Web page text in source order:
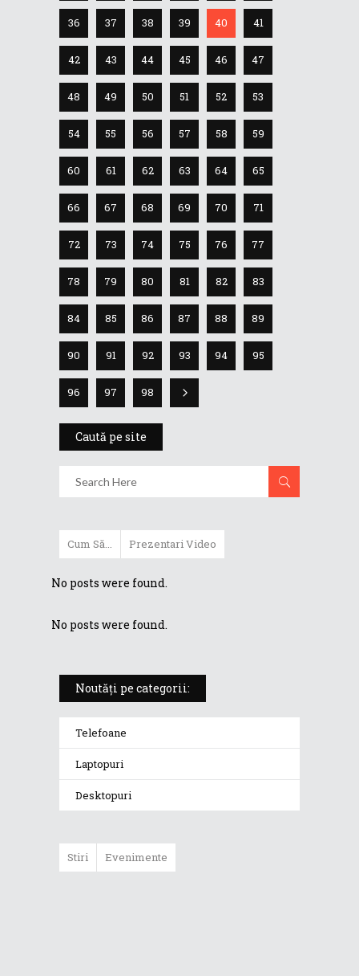
36 37 38 39 40 41
42 43 44 45 46 47
48 49 50 51 52 53
54 55 56 57 58 59
60 61 62 63 64 65
66 67 68 69 70 71
72 73 74 75 76 77
78 79 80 81 82 83
84 85 86 87 88 89
90 91 92 93 94 95
96 97 98
Caută pe site
Cum Să... Prezentari Video
No posts were found.
No posts were found.
Noutăți pe categorii:
Telefoane
Laptopuri
Desktopuri
Stiri Evenimente